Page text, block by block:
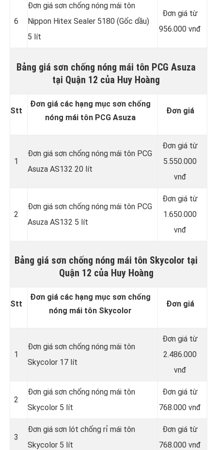
6
Đơn giá sơn chống nóng mái tôn
Nippon Hitex Sealer 5180 (Gốc dầu)
5 lít
Đơn giá từ
956.000 vnđ
Bảng giá sơn chống nóng mái tôn PCG Asuza
tại Quận 12 của Huy Hoàng
Stt
Đơn giá các hạng mục sơn chống
nóng mái tôn PCG Asuza
Đơn giá
1
Đơn giá sơn chống nóng mái tôn PCG
Asuza AS132 20 lít
Đơn giá từ
5.550.000
vnđ
2
Đơn giá sơn chống nóng mái tôn PCG
Asuza AS132 5 lít
Đơn giá từ
1.650.000
vnđ
Bảng giá sơn chống nóng mái tôn Skycolor tại
Quận 12 của Huy Hoàng
Stt
Đơn giá các hạng mục sơn chống
nóng mái tôn Skycolor
Đơn giá
1
Đơn giá sơn chống nóng mái tôn
Skycolor 17 lít
Đơn giá từ
2.486.000
vnđ
2
Đơn giá sơn chống nóng mái tôn
Skycolor 5 lít
Đơn giá từ
768.000 vnđ
3
Đơn giá sơn lót chống rỉ mái tôn
Skycolor 5 lít
Đơn giá từ
768.000 vnđ